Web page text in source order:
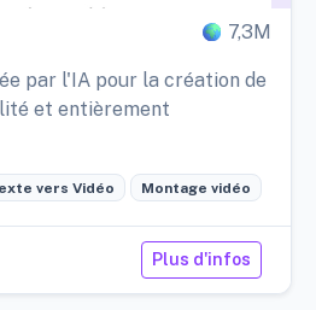
7,3M
par l'IA pour la création de
et entièrement
vers Vidéo Montage vidéo
Plus d'infos